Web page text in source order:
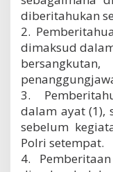
diberitahukan
2.
dimaksud
3.
dalam ayat (1),
sebelum
Polri setempat.
4.